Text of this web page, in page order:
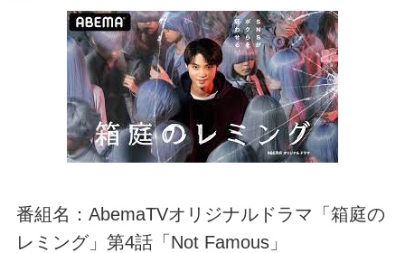
番組名：AbemaTVオリジナルドラマ「箱庭の
レミング」第4話「Not Famous」